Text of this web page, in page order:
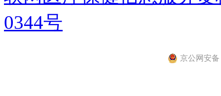
0344号
京公网安备